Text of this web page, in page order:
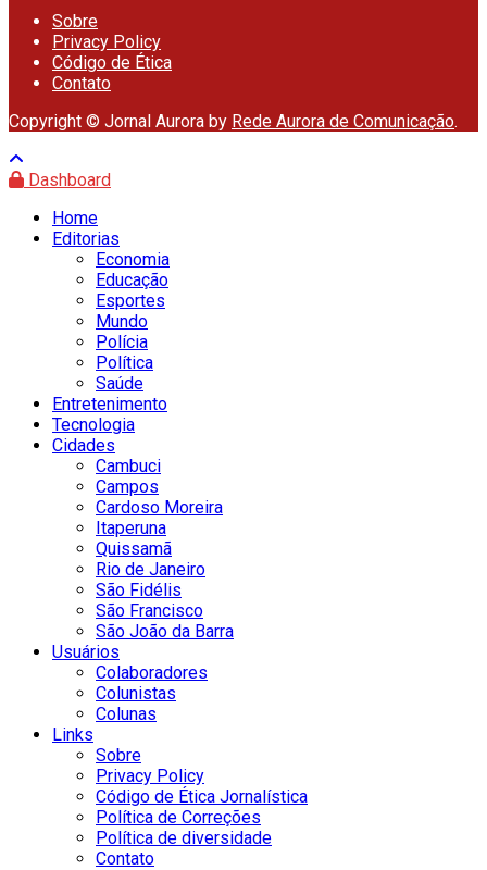
Sobre
Privacy Policy
Código de Ética
Contato
Copyright © Jornal Aurora by Rede Aurora de Comunicação.
Dashboard
Home
Editorias
Economia
Educação
Esportes
Mundo
Polícia
Política
Saúde
Entretenimento
Tecnologia
Cidades
Cambuci
Campos
Cardoso Moreira
Itaperuna
Quissamã
Rio de Janeiro
São Fidélis
São Francisco
São João da Barra
Usuários
Colaboradores
Colunistas
Colunas
Links
Sobre
Privacy Policy
Código de Ética Jornalística
Política de Correções
Política de diversidade
Contato